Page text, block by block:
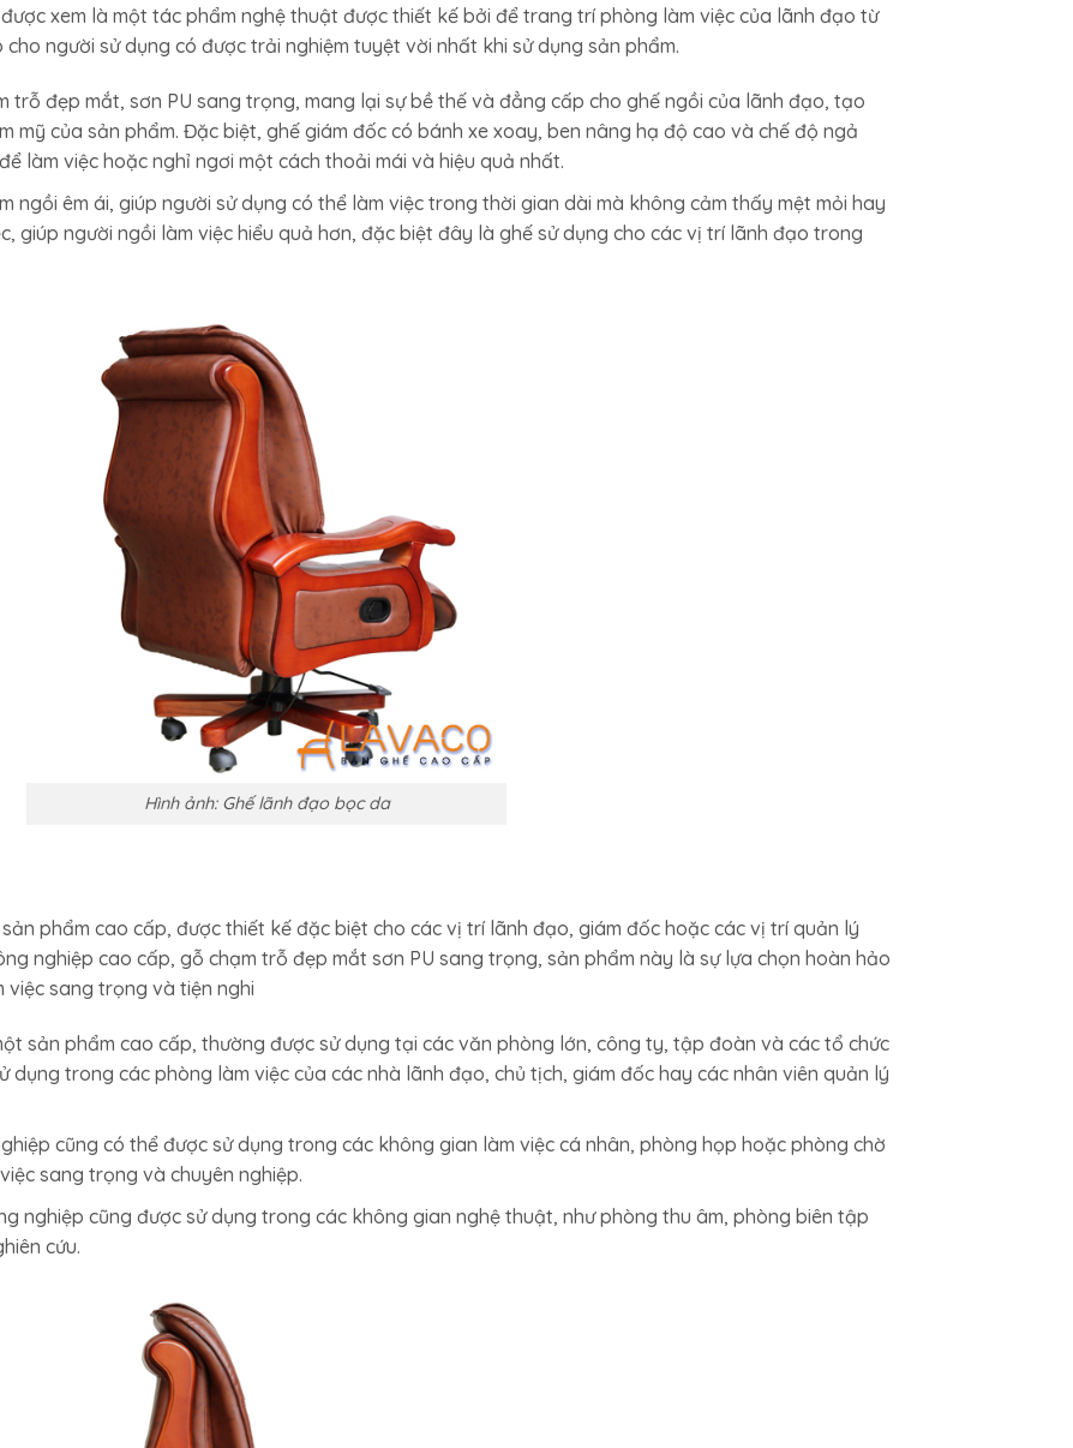
xem là một tác phẩm nghệ thuật được thiết kế bởi để trang trí phòng làm việc của lãnh đạo từ
người sử dụng có được trải nghiệm tuyệt vời nhất khi sử dụng sản phẩm.
trỗ đẹp mắt, sơn PU sang trọng, mang lại sự bề thế và đẳng cấp cho ghế ngồi của lãnh đạo, tạo
mỹ của sản phẩm. Đặc biệt, ghế giám đốc có bánh xe xoay, ben nâng hạ độ cao và chế độ ngả
làm việc hoặc nghỉ ngơi một cách thoải mái và hiệu quả nhất.
ngồi êm ái, giúp người sử dụng có thể làm việc trong thời gian dài mà không cảm thấy mệt mỏi hay
giúp người ngồi làm việc hiểu quả hơn, đặc biệt đây là ghế sử dụng cho các vị trí lãnh đạo trong
Hình ảnh: Ghế lãnh đạo bọc da
phẩm cao cấp, được thiết kế đặc biệt cho các vị trí lãnh đạo, giám đốc hoặc các vị trí quản lý
nghiệp cao cấp, gỗ chạm trỗ đẹp mắt sơn PU sang trọng, sản phẩm này là sự lựa chọn hoàn hảo
việc sang trọng và tiện nghi
sản phẩm cao cấp, thường được sử dụng tại các văn phòng lớn, công ty, tập đoàn và các tổ chức
dụng trong các phòng làm việc của các nhà lãnh đạo, chủ tịch, giám đốc hay các nhân viên quản lý
cũng có thể được sử dụng trong các không gian làm việc cá nhân, phòng họp hoặc phòng chờ
sang trọng và chuyên nghiệp.
nghiệp cũng được sử dụng trong các không gian nghệ thuật, như phòng thu âm, phòng biên tập
cứu.